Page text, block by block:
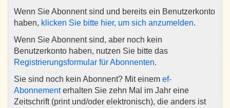
Wenn Sie Abonnent sind und bereits ein Benutzerkonto
haben, klicken Sie bitte hier, um sich anzumelden.
Wenn Sie Abonnent sind, aber noch kein
Benutzerkonto haben, nutzen Sie bitte das
Registrierungsformular für Abonnenten.
Sie sind noch kein Abonnent? Mit einem ef-
Abonnementerhalten Sie zehn Mal im Jahr eine
Zeitschrift (print und/oder elektronisch), die anders ist